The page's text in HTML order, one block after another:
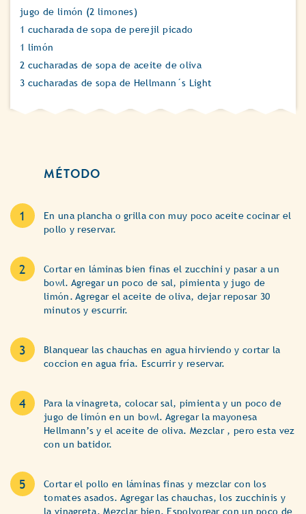
jugo de limón (2 limones)
1 cucharada de sopa de perejil picado
1 limón
2 cucharadas de sopa de aceite de oliva
3 cucharadas de sopa de Hellmann´s Light
MÉTODO
En una plancha o grilla con muy poco aceite cocinar el
pollo y reservar.
Cortar en láminas bien finas el zucchini y pasar a un
bowl. Agregar un poco de sal, pimienta y jugo de
limón. Agregar el aceite de oliva, dejar reposar 30
minutos y escurrir.
Blanquear las chauchas en agua hirviendo y cortar la
coccion en agua fría. Escurrir y reservar.
Para la vinagreta, colocar sal, pimienta y un poco de
jugo de limón en un bowl. Agregar la mayonesa
Hellmann’s y el aceite de oliva. Mezclar , pero esta vez
con un batidor.
Cortar el pollo en láminas finas y mezclar con los
tomates asados. Agregar las chauchas, los zucchinis y
la vinagreta. Mezclar bien. Espolvorear con un poco de